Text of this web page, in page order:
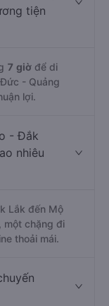
tiện
7 giờ để di
- Quảng
lợi.
- Đắk
nhiêu
Lắk đến Mộ
, một chặng đi
thoải mái.